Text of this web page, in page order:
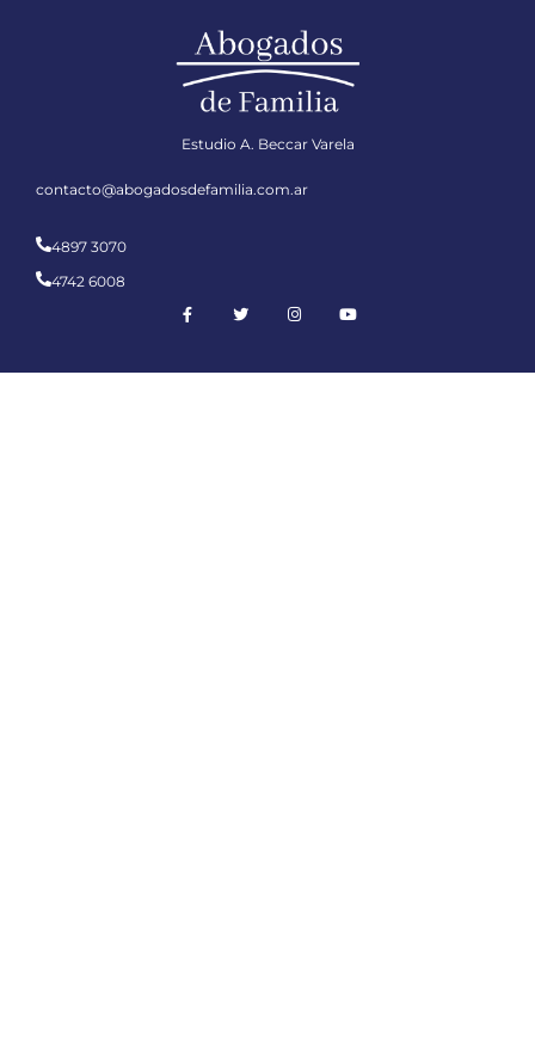
Estudio A. Beccar Varela
contacto@abogadosdefamilia.com.ar
4897 3070
4742 6008